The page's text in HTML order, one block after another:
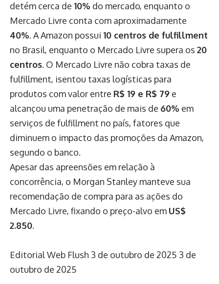
detém cerca de 10% do mercado, enquanto o
Mercado Livre conta com aproximadamente
40%. A Amazon possui 10 centros de fulfillment
no Brasil, enquanto o Mercado Livre supera os 20
centros. O Mercado Livre não cobra taxas de
fulfillment, isentou taxas logísticas para
produtos com valor entre R$ 19 e R$ 79 e
alcançou uma penetração de mais de 60% em
serviços de fulfillment no país, fatores que
diminuem o impacto das promoções da Amazon,
segundo o banco.
Apesar das apreensões em relação à
concorrência, o Morgan Stanley manteve sua
recomendação de compra para as ações do
Mercado Livre, fixando o preço-alvo em US$
2.850.
Editorial Web Flush 3 de outubro de 2025 3 de
outubro de 2025